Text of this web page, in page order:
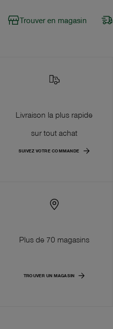
Trouver en magasin
Livraison la plus rapide
sur tout achat
SUIVEZ VOTRE COMMANDE
Plus de 70 magasins
TROUVER UN MAGASIN